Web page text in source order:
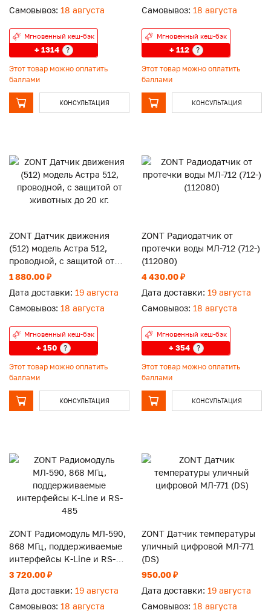
Самовывоз: 18 августа
Мгновенный кеш-бэк
+ 1314 ?
Этот товар можно оплатить
баллами
КОНСУЛЬТАЦИЯ
Самовывоз: 18 августа
Мгновенный кеш-бэк
+ 112 ?
Этот товар можно оплатить
баллами
КОНСУЛЬТАЦИЯ
ZONT Датчик движения
(512) модель Астра 512,
проводной, с защитой от
животных до 20 кг.
1 880.00 ₽
Дата доставки: 19 августа
Самовывоз: 18 августа
Мгновенный кеш-бэк
+ 150 ?
Этот товар можно оплатить
баллами
КОНСУЛЬТАЦИЯ
ZONT Радиодатчик от
протечки воды МЛ-712 (712-)
(112080)
4 430.00 ₽
Дата доставки: 19 августа
Самовывоз: 18 августа
Мгновенный кеш-бэк
+ 354 ?
Этот товар можно оплатить
баллами
КОНСУЛЬТАЦИЯ
ZONT Радиомодуль МЛ‑590,
868 МГц, поддерживаемые
интерфейсы K-Line и RS-
485
3 720.00 ₽
Дата доставки: 19 августа
Самовывоз: 18 августа
ZONT Датчик температуры
уличный цифровой МЛ-771
(DS)
950.00 ₽
Дата доставки: 19 августа
Самовывоз: 18 августа